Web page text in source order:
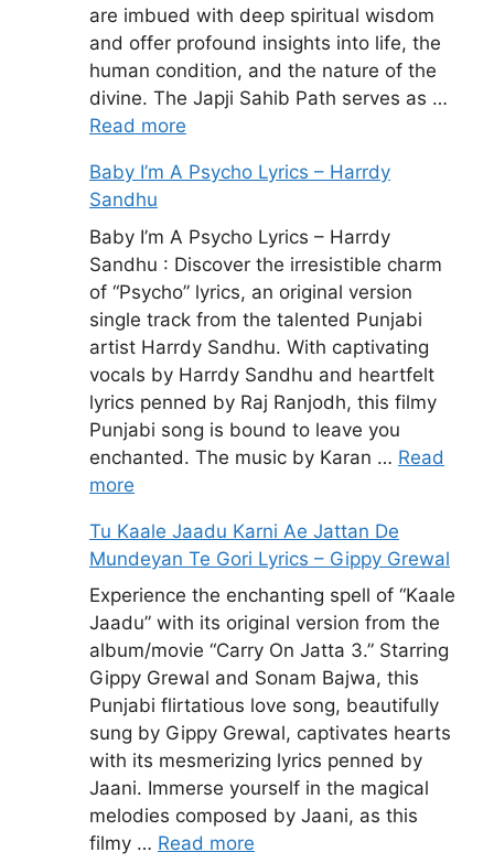
are imbued with deep spiritual wisdom
and offer profound insights into life, the
human condition, and the nature of the
divine. The Japji Sahib Path serves as …
Read more
Baby I’m A Psycho Lyrics – Harrdy
Sandhu
Baby I’m A Psycho Lyrics – Harrdy
Sandhu : Discover the irresistible charm
of “Psycho” lyrics, an original version
single track from the talented Punjabi
artist Harrdy Sandhu. With captivating
vocals by Harrdy Sandhu and heartfelt
lyrics penned by Raj Ranjodh, this filmy
Punjabi song is bound to leave you
enchanted. The music by Karan … Read
more
Tu Kaale Jaadu Karni Ae Jattan De
Mundeyan Te Gori Lyrics – Gippy Grewal
Experience the enchanting spell of “Kaale
Jaadu” with its original version from the
album/movie “Carry On Jatta 3.” Starring
Gippy Grewal and Sonam Bajwa, this
Punjabi flirtatious love song, beautifully
sung by Gippy Grewal, captivates hearts
with its mesmerizing lyrics penned by
Jaani. Immerse yourself in the magical
melodies composed by Jaani, as this
filmy … Read more